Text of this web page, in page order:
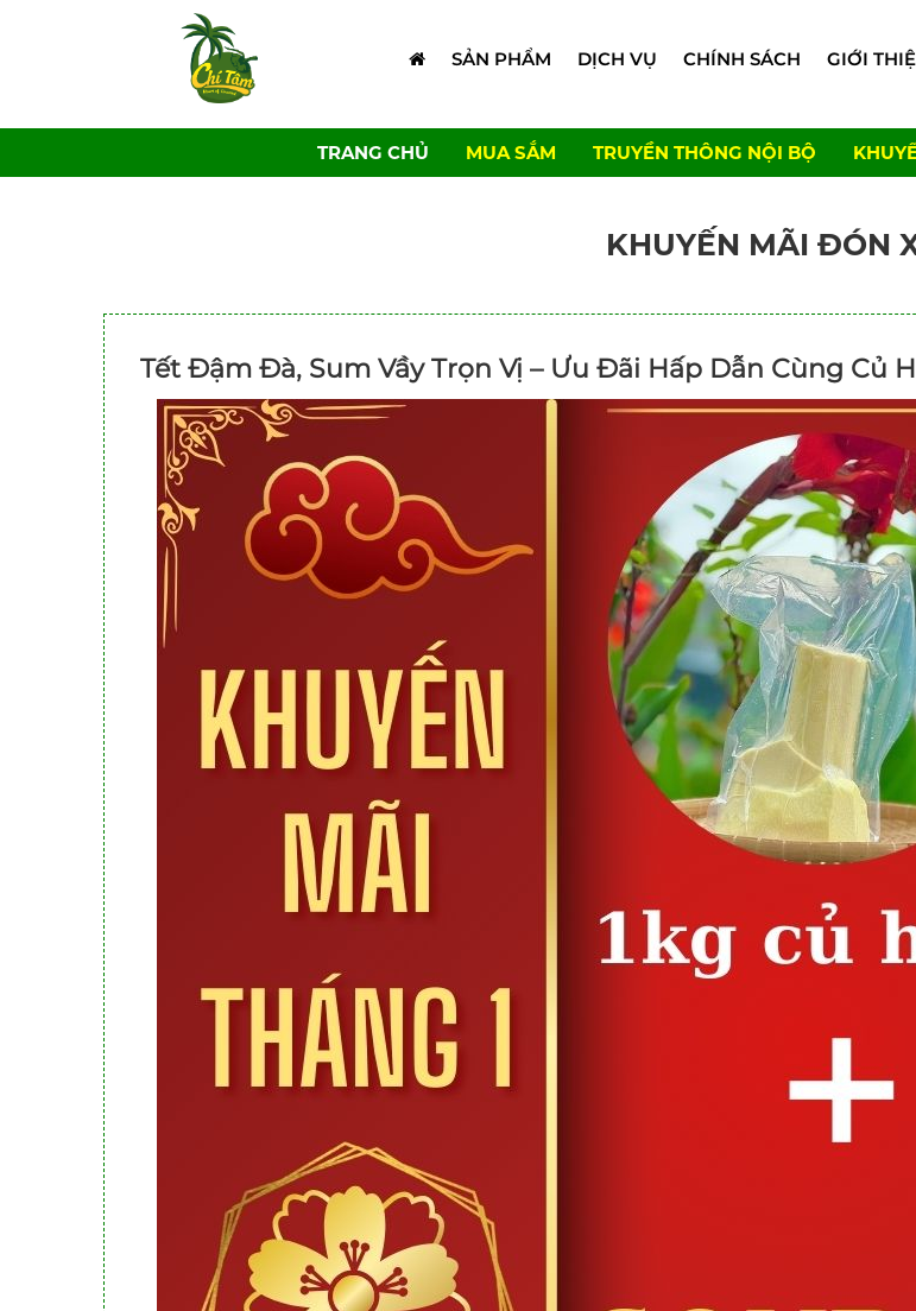
SẢN PHẨM DỊCH VỤ CHÍNH SÁCH GIỚI
TRANG CHỦ MUA SẮM TRUYỀN THÔNG NỘI BỘ
KHUYẾN MÃI ĐÓN
Tết Đậm Đà, Sum Vầy Trọn Vị – Ưu Đãi Hấp Dẫn Cùng Củ